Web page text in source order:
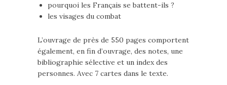
pourquoi les Français se battent-ils ?
les visages du combat
L’ouvrage de près de 550 pages comportent
également, en fin d’ouvrage, des notes, une
bibliographie sélective et un index des
personnes. Avec 7 cartes dans le texte.